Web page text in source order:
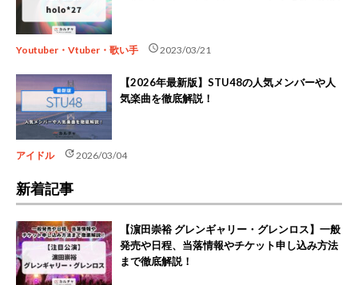
Youtuber・Vtuber・歌い手 schedule2023/03/21
【2026年最新版】STU48の人気メンバーや人
気楽曲を徹底解説！
アイドル update2026/03/04
新着記事
【濵田崇裕 グレンギャリー・グレンロス】一般
発売や日程、当落情報やチケット申し込み方法
まで徹底解説！